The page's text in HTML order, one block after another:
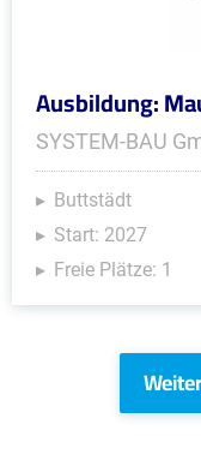
Ausbildung:
SYSTEM-BAU
Buttstädt
Start: 2027
Freie Plätze: 1